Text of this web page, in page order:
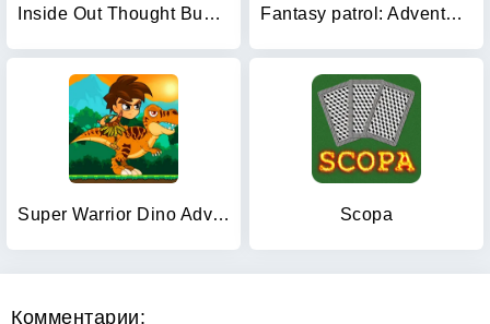
Inside Out Thought Bubbles Fantasy patrol: Adventures
Super Warrior Dino Adventures Scopa
Комментарии: